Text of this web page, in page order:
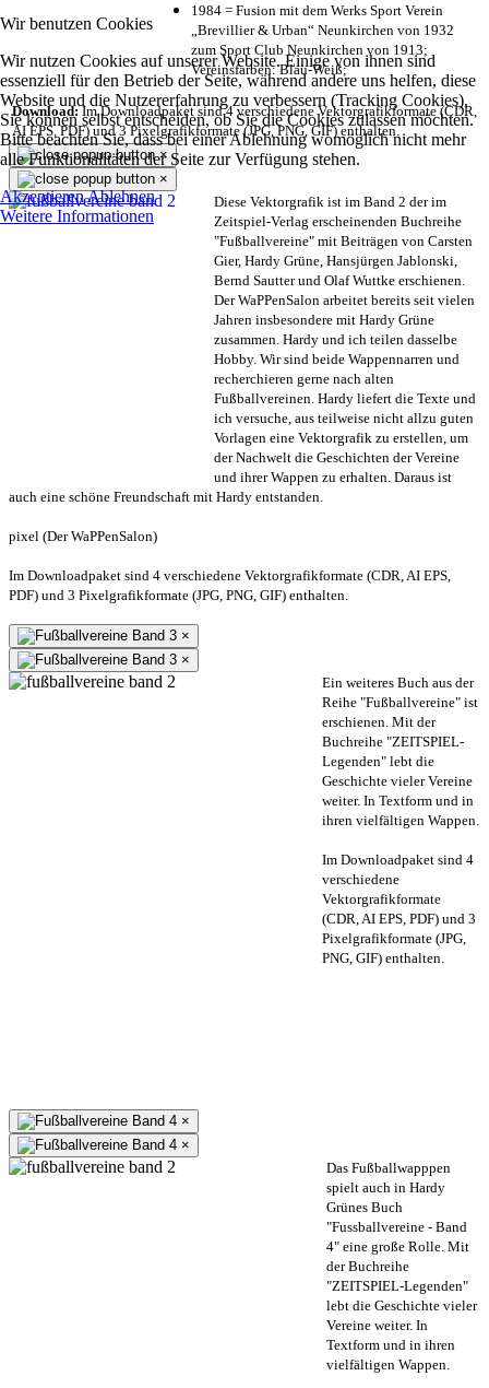
Wir benutzen Cookies
Wir nutzen Cookies auf unserer Website. Einige von ihnen sind
essenziell für den Betrieb der Seite, während andere uns helfen, diese
Website und die Nutzererfahrung zu verbessern (Tracking Cookies).
Sie können selbst entscheiden, ob Sie die Cookies zulassen möchten.
Bitte beachten Sie, dass bei einer Ablehnung womöglich nicht mehr
alle Funktionalitäten der Seite zur Verfügung stehen.
AkzeptierenAblehnen
Weitere Informationen
1984 = Fusion mit dem Werks Sport Verein
„Brevillier & Urban“ Neunkirchen von 1932
zum Sport Club Neunkirchen von 1913;
Vereinsfarben: Blau-Weiß;
Download:Im Downloadpaket sind 4 verschiedene Vektorgrafikformate (CDR,
AI EPS, PDF) und 3 Pixelgrafikformate (JPG, PNG, GIF) enthalten.
×
×
Diese Vektorgrafik ist im Band 2 der im
Zeitspiel-Verlag erscheinenden Buchreihe
"Fußballvereine" mit Beiträgen von Carsten
Gier, Hardy Grüne, Hansjürgen Jablonski,
Bernd Sautter und Olaf Wuttke erschienen.
Der WaPPenSalon arbeitet bereits seit vielen
Jahren insbesondere mit Hardy Grüne
zusammen. Hardy und ich teilen dasselbe
Hobby. Wir sind beide Wappennarren und
recherchieren gerne nach alten
Fußballvereinen. Hardy liefert die Texte und
ich versuche, aus teilweise nicht allzu guten
Vorlagen eine Vektorgrafik zu erstellen, um
der Nachwelt die Geschichten der Vereine
und ihrer Wappen zu erhalten. Daraus ist
auch eine schöne Freundschaft mit Hardy entstanden.
pixel (Der WaPPenSalon)
Im Downloadpaket sind 4 verschiedene Vektorgrafikformate (CDR, AI EPS,
PDF) und 3 Pixelgrafikformate (JPG, PNG, GIF) enthalten.
×
×
Ein weiteres Buch aus der
Reihe "Fußballvereine" ist
erschienen. Mit der
Buchreihe "ZEITSPIEL-
Legenden" lebt die
Geschichte vieler Vereine
weiter. In Textform und in
ihren vielfältigen Wappen.
Im Downloadpaket sind 4
verschiedene
Vektorgrafikformate
(CDR, AI EPS, PDF) und 3
Pixelgrafikformate (JPG,
PNG, GIF) enthalten.
×
×
Das Fußballwapppen
spielt auch in Hardy
Grünes Buch
"Fussballvereine - Band
4" eine große Rolle. Mit
der Buchreihe
"ZEITSPIEL-Legenden"
lebt die Geschichte vieler
Vereine weiter. In
Textform und in ihren
vielfältigen Wappen.